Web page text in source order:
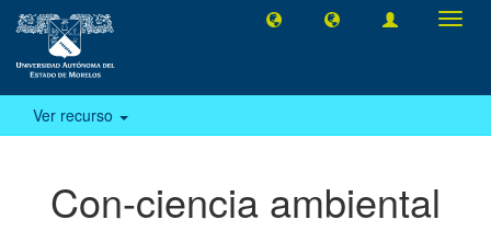
Ver recurso
Con-ciencia ambiental